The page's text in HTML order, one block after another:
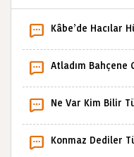
Kâbe’de Hacılar
Atladım Bahçene
Ne Var Kim Bilir
Konmaz Dediler